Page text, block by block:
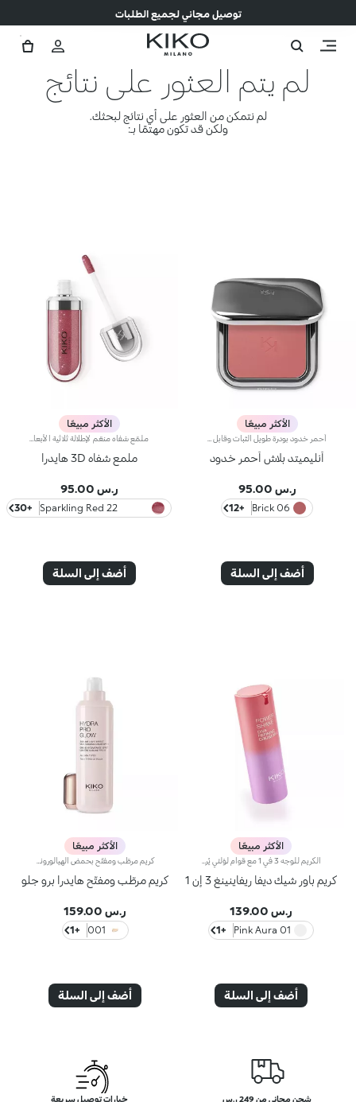
توصيل مجاني لجميع الطلبات
لم يتم العثور على نتائج
لم نتمكن من العثور على أي نتائج لبحثك.
ولكن قد تكون مهتمًا بـ:
الأكثر مبيعًا
أنليميتد بلاش أحمر خدود
ر.س 95.00
06 Brick
+12
أضف إلى السلة
الأكثر مبيعًا
ملمع شفاه 3D هايدرا
ر.س 95.00
22 Sparkling Red
Garnet
+30
أضف إلى السلة
الأكثر مبيعًا
كريم باور شيك ديفا ريفاينينغ 3 إن 1
ر.س 139.00
01 Pink Aura
+1
أضف إلى السلة
الأكثر مبيعًا
كريم مرطّب ومفتّح هايدرا برو جلو
ر.س 159.00
001
+1
أضف إلى السلة
شحن مجاني من 249 ر.س خيارات توصيل سريعة